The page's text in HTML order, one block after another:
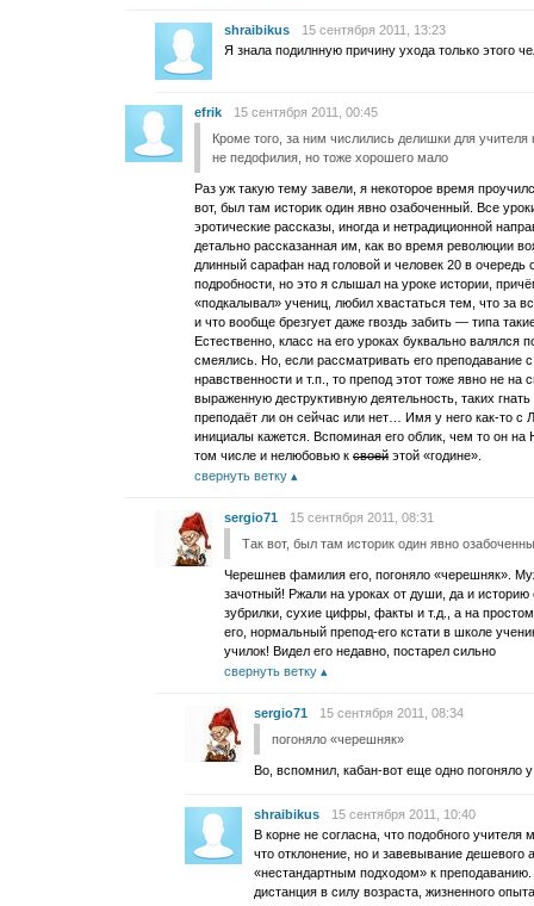
shraibikus
15 сентября 2011, 13:23
Я знала подилнную причину ухода только этого
efrik
15 сентября 2011, 00:45
Кроме того, за ним числились делишки для
не педофилия, но тоже хорошего мало
Раз уж такую тему завели, я некоторое время
вот, был там историк один явно озабоченный. Все
эротические рассказы, иногда и нетрадиционной
детально рассказанная им, как во время революции
длинный сарафан над головой и человек 20 в очередь
подробности, но это я слышал на уроке истории,
«подкалывал» учениц, любил хвастаться тем, что за
и что вообще брезгует даже гвоздь забить — типа
Естественно, класс на его уроках буквально валялся
смеялись. Но, если рассматривать его преподавание
нравственности и т.п., то препод этот тоже явно не
выраженную деструктивную деятельность, таких
преподаёт ли он сейчас или нет… Имя у него как-то
инициалы кажется. Вспоминая его облик, чем то он
том числе и нелюбовью к своей этой «године».
свернуть ветку
sergio71
15 сентября 2011, 08:31
Так вот, был там историк один явно
Черешнев фамилия его, погоняло «черешняк».
зачотный! Ржали на уроках от души, да и
зубрилки, сухие цифры, факты и т.д., а на
его, нормальный препод-его кстати в школе
училок! Видел его недавно, постарел сильно
свернуть ветку
sergio71
15 сентября 2011, 08:34
погоняло «черешняк»
Во, вспомнил, кабан-вот еще одно погоняло
shraibikus
15 сентября 2011, 10:40
В корне не согласна, что подобного
что отклонение, но и завевывание дешевого
«нестандартным подходом» к
дистанция в силу возраста, жизненного